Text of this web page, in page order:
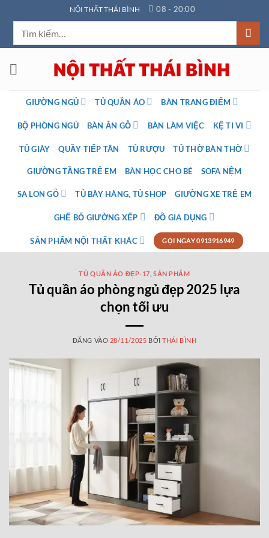
qua
dung
NỘI THẤT THÁI BÌNH 08 - 20:00
GIƯỜNG NGỦ TỦ QUẦN ÁO BÀN TRANG ĐIỂM
BỘ PHÒNG NGỦ BÀN ĂN GỖ BÀN LÀM VIỆC KỆ TI VI
TỦ GIÀY QUẦY TIẾP TÂN TỦ RƯỢU TỦ THỜ BÀN THỜ
GIƯỜNG TẦNG TRẺ EM BÀN HỌC CHO BÉ SOFA NỆM
SA LON GỖ TỦ BÀY HÀNG, TỦ SHOP GIƯỜNG XE TRẺ EM
GHẾ BỐ GIƯỜNG XẾP ĐỒ GIA DỤNG
SẢN PHẨM NỘI THẤT KHÁC GỌI NGAY 0913916949
TỦ QUẦN ÁO ĐẸP-17 ,SẢN PHẨM
Tủ quần áo phòng ngủ đẹp 2025 lựa
chọn tối ưu
ĐĂNG VÀO 28/11/2025 BỞITHÁI BÌNH